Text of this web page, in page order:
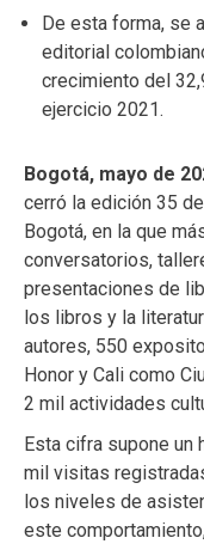
De esta forma, se
editorial
crecimiento del
ejercicio 2021.
Bogotá, mayo de
cerró la edición 35
Bogotá, en la que
conversatorios,
presentaciones de
los libros y la
autores, 550
Honor y Cali como
2 mil actividades
Esta cifra supone un
mil visitas
los niveles de
este